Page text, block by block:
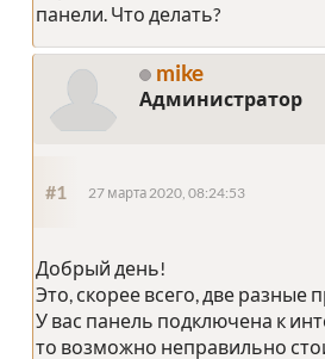
панели. Что делать?
mike
Администратор
#1 27 марта 2020, 08:24:53
Добрый день!
Это, скорее всего, две разные
У вас панель подключена к
то возможно неправильно